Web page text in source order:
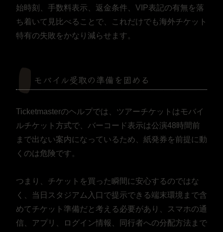
始時刻、手数料表示、返金条件、VIP表記の有無を落
ち着いて見比べることで、これだけでも海外チケット
特有の失敗をかなり減らせます。
モバイル受取の準備を固める
Ticketmasterのヘルプでは、ツアーチケットはモバイ
ルチケット方式で、バーコード表示は公演48時間前
まで出ない案内になっているため、紙発券を前提に動
くのは危険です。
つまり、チケットを買った瞬間に安心するのではな
く、当日スタジアム入口で提示できる端末環境まで含
めてチケット準備だと考える必要があり、スマホの通
信、アプリ、ログイン情報、同行者への分配方法まで